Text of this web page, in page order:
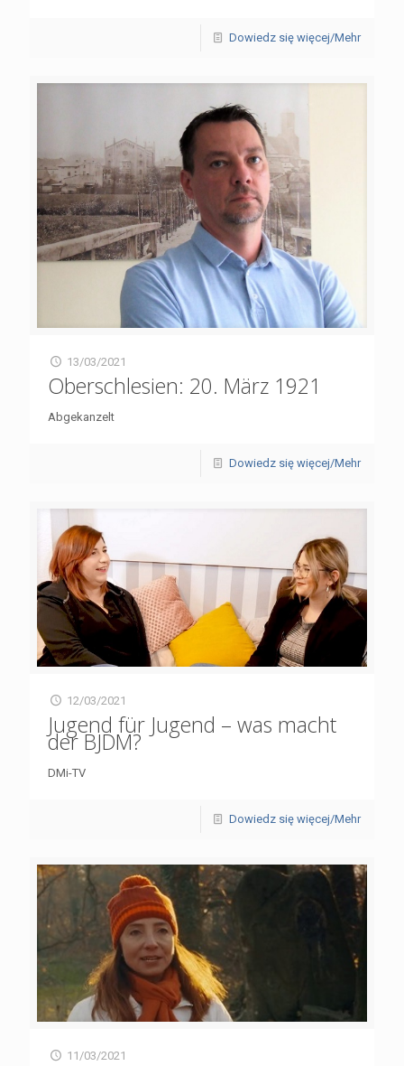
Dowiedz się więcej/Mehr
13/03/2021
Oberschlesien: 20. März 1921
Abgekanzelt
Dowiedz się więcej/Mehr
12/03/2021
Jugend für Jugend – was macht
der BJDM?
DMi-TV
Dowiedz się więcej/Mehr
11/03/2021